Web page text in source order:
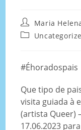
Maria
#Éhoradospais
Que tipo de
visita guiada à
(artista Queer)
17.06.2023